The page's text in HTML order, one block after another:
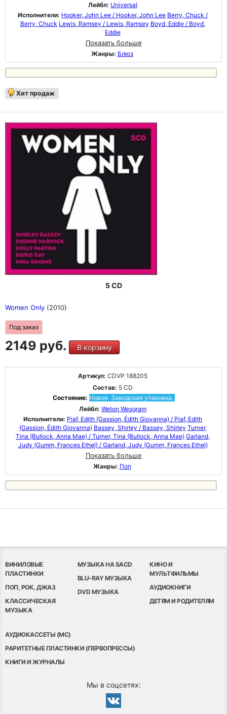
Лейбл: Universal
Исполнители: Hooker, John Lee / Hooker, John Lee Berry, Chuck /
Berry, Chuck Lewis, Ramsey / Lewis, Ramsey Boyd, Eddie / Boyd,
Eddie
Показать больше
Жанры: Блюз
Хит продаж
5 CD
Women Only (2010)
Под заказ
2149 руб. В корзину
Артикул: CDVP 188205
Состав: 5 CD
Состояние: Новое. Заводская упаковка.
Лейбл: Weton Wesgram
Исполнители: Piaf, Edith (Gassion, Édith Giovanna) / Piaf, Edith
(Gassion, Édith Giovanna) Bassey, Shirley / Bassey, Shirley Turner,
Tina (Bullock, Anna Mae) / Turner, Tina (Bullock, Anna Mae) Garland,
Judy (Gumm, Frances Ethel) / Garland, Judy (Gumm, Frances Ethel)
Показать больше
Жанры: Поп
ВИНИЛОВЫЕ
ПЛАСТИНКИ
ПОП, РОК, ДЖАЗ
КЛАССИЧЕСКАЯ
МУЗЫКА
МУЗЫКА НА SACD
BLU-RAY МУЗЫКА
DVD МУЗЫКА
КИНО И
МУЛЬТФИЛЬМЫ
АУДИОКНИГИ
ДЕТЯМ И РОДИТЕЛЯМ
АУДИОКАССЕТЫ (MC)
РАРИТЕТНЫЕ ПЛАСТИНКИ (ПЕРВОПРЕССЫ)
КНИГИ И ЖУРНАЛЫ
Мы в соцсетях: